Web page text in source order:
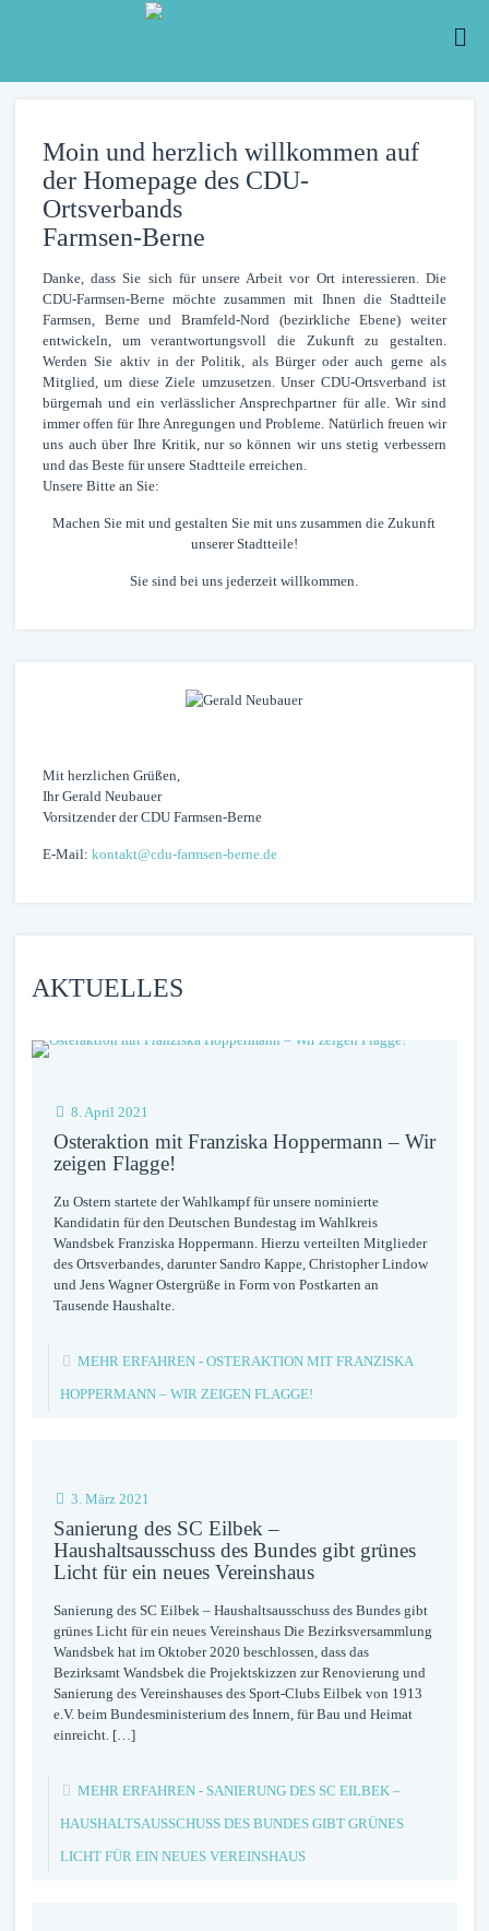
Moin und herzlich willkommen auf
der Homepage des CDU-
Ortsverbands
Farmsen-Berne
Danke, dass Sie sich für unsere Arbeit vor Ort interessieren. Die
CDU-Farmsen-Berne möchte zusammen mit Ihnen die Stadtteile
Farmsen, Berne und Bramfeld-Nord (bezirkliche Ebene) weiter
entwickeln, um verantwortungsvoll die Zukunft zu gestalten.
Werden Sie aktiv in der Politik, als Bürger oder auch gerne als
Mitglied, um diese Ziele umzusetzen. Unser CDU-Ortsverband ist
bürgernah und ein verlässlicher Ansprechpartner für alle. Wir sind
immer offen für Ihre Anregungen und Probleme. Natürlich freuen wir
uns auch über Ihre Kritik, nur so können wir uns stetig verbessern
und das Beste für unsere Stadtteile erreichen.
Unsere Bitte an Sie:
Machen Sie mit und gestalten Sie mit uns zusammen die Zukunft
unserer Stadtteile!
Sie sind bei uns jederzeit willkommen.
Mit herzlichen Grüßen,
Ihr Gerald Neubauer
Vorsitzender der CDU Farmsen-Berne
E-Mail: kontakt@cdu-farmsen-berne.de
AKTUELLES
8. April 2021
Osteraktion mit Franziska Hoppermann – Wir
zeigen Flagge!
Zu Ostern startete der Wahlkampf für unsere nominierte
Kandidatin für den Deutschen Bundestag im Wahlkreis
Wandsbek Franziska Hoppermann. Hierzu verteilten Mitglieder
des Ortsverbandes, darunter Sandro Kappe, Christopher Lindow
und Jens Wagner Ostergrüße in Form von Postkarten an
Tausende Haushalte.
MEHR ERFAHREN- OSTERAKTION MIT FRANZISKA
HOPPERMANN – WIR ZEIGEN FLAGGE!
3. März 2021
Sanierung des SC Eilbek –
Haushaltsausschuss des Bundes gibt grünes
Licht für ein neues Vereinshaus
Sanierung des SC Eilbek – Haushaltsausschuss des Bundes gibt
grünes Licht für ein neues Vereinshaus Die Bezirksversammlung
Wandsbek hat im Oktober 2020 beschlossen, dass das
Bezirksamt Wandsbek die Projektskizzen zur Renovierung und
Sanierung des Vereinshauses des Sport-Clubs Eilbek von 1913
e.V. beim Bundesministerium des Innern, für Bau und Heimat
einreicht.[…]
MEHR ERFAHREN- SANIERUNG DES SC EILBEK –
HAUSHALTSAUSSCHUSS DES BUNDES GIBT GRÜNES
LICHT FÜR EIN NEUES VEREINSHAUS